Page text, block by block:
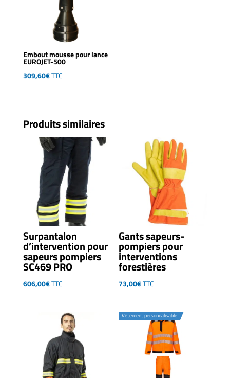
Embout mousse pour lance
EUROJET-500
309,60€TTC
Produits similaires
Surpantalon
d’intervention pour
sapeurs pompiers
SC469 PRO
606,00€TTC
Gants sapeurs-
pompiers pour
interventions
forestières
73,00€TTC
Vêtement personnalisable